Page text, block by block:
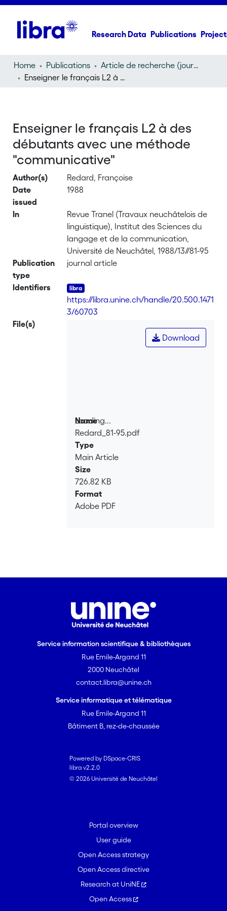
Research Data Publications
Home Publications
Article de recherche (journal article)
Enseigner le français L2 à des débutants avec une méthode "communicative"
Enseigner le français L2 à des
débutants avec une méthode
"communicative"
Author(s)
Redard, Françoise
Date
issued
1988
In
Revue Tranel (Travaux neuchâtelois de
linguistique), Institut des Sciences du
langage et de la communication,
Université de Neuchâtel, 1988/13//81-95
Publication
type
journal article
Identifiers
https://libra.unine.ch/handle/20.500.1471
3/60703
File(s)
Loading...
Loading...
Download
Name
Redard_81-95.pdf
Type
Main Article
Size
726.82 KB
Format
Adobe PDF
Service information scientifique & bibliothèques
Rue Emile-Argand 11
2000 Neuchâtel
contact.libra@unine.ch
Service informatique et télématique
Rue Emile-Argand 11
Bâtiment B, rez-de-chaussée
Powered by DSpace-CRIS
libra v2.2.0
© 2026 Université de Neuchâtel
Portal overview
User guide
Open Access strategy
Open Access directive
Research at UniNE
Open Access